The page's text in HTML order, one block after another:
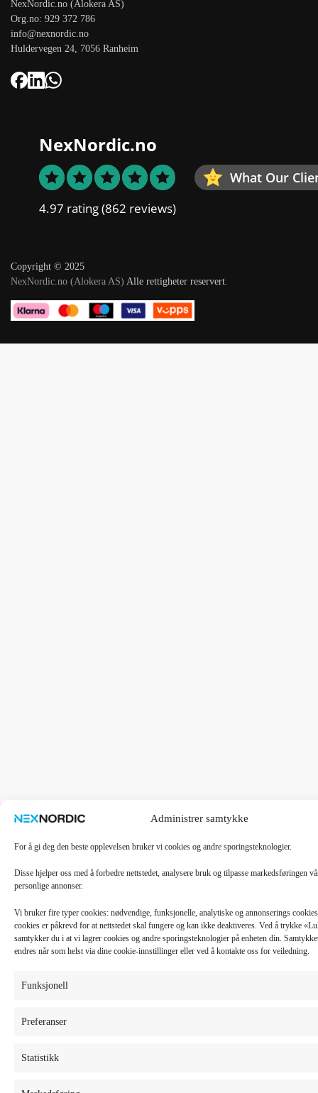
Administrer samtykke
For å gi deg den beste opplevelsen bruker vi cookies og andre sporingsteknologier.
Disse hjelper oss med å forbedre nettstedet, analysere bruk og tilpasse markedsføringen
personlige annonser.
Vi bruker fire typer cookies: nødvendige, funksjonelle, analytiske og annonserings
cookies er påkrevd for at nettstedet skal fungere og kan ikke deaktiveres. Ved å trykke
samtykker du i at vi lagrer cookies og andre sporingsteknologier på enheten din.
endres når som helst via dine cookie-innstillinger eller ved å kontakte oss for veiledning.
Funksjonell
Preferanser
Statistikk
NexNordic.no (Alokera AS)
Org.no: 929 372 786
info@nexnordic.no
Huldervegen 24, 7056 Ranheim
NexNordic.no
What Our
4.97 rating(862 reviews)
Copyright © 2025
NexNordic.no (Alokera AS) Alle rettigheter reservert.